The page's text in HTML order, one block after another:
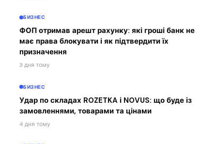
БИЗНЕС
ФОП отримав арешт рахунку: які гроші банк не
має права блокувати і як підтвердити їх
призначення
3 дня тому
БИЗНЕС
Удар по складах ROZETKA і NOVUS: що буде із
замовленнями, товарами та цінами
4 дня тому